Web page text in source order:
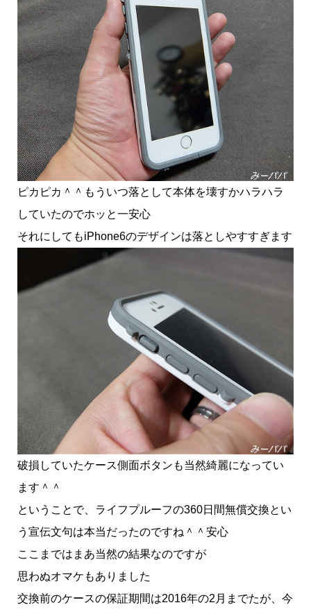
ピカピカ＾＾もういつ落として本体を壊すかハラハラ
していたのでホッと一安心
それにしてもiPhone6のデザインは落としやすすぎます
破損していたケース側面ボタンも当然綺麗になってい
ます＾＾
ということで、ライフプルーフの360日間無償交換とい
う宣伝文句は本当だったのですね＾＾安心
ここまではまあ当然の結果なのですが
思わぬオマケもありました
交換前のケースの保証期間は2016年の2月までたが、今